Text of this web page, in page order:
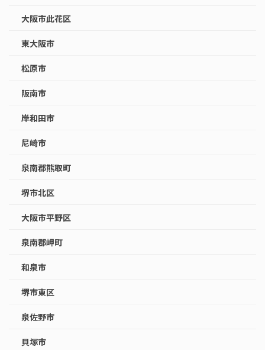
大阪市此花区
東大阪市
松原市
阪南市
岸和田市
尼崎市
泉南郡熊取町
堺市北区
大阪市平野区
泉南郡岬町
和泉市
堺市東区
泉佐野市
貝塚市